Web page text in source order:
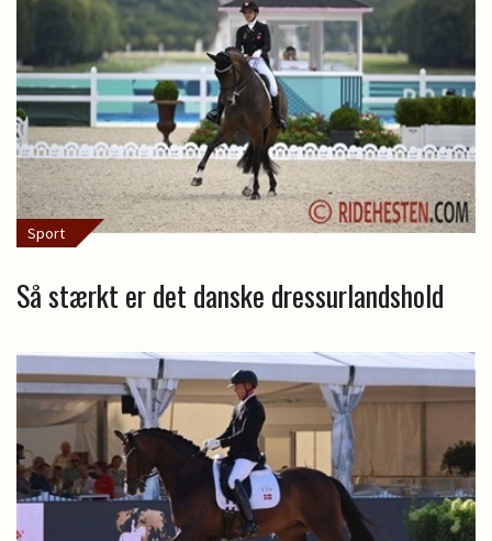
Sport
Så stærkt er det danske dressurlandshold